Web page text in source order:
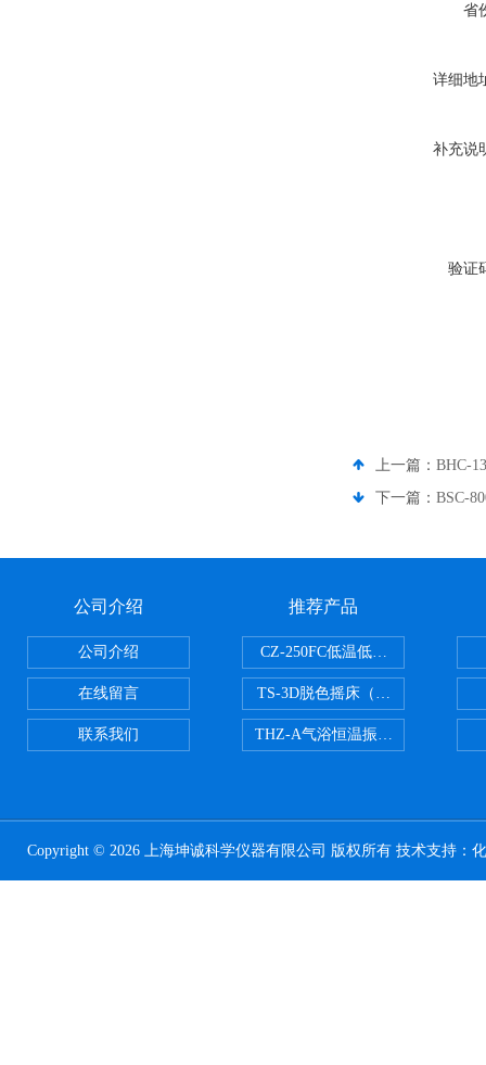
省
详细地
补充说
验证
上一篇： BHC-
下一篇： BSC-
公司介绍
公司介绍
在线留言
联系我们
推荐产品
CZ-250FC低温低湿种子储藏柜
TS-3D脱色摇床（三维运动）
THZ-A气浴恒温振荡器
Copyright © 2026 上海坤诚科学仪器有限公司 版权所有 技术支持：